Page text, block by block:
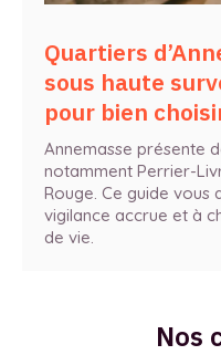
Quartiers
sous haute
pour bien
Annemasse présente
notamment Perrier-
Rouge. Ce guide vous
vigilance accrue et à
de vie.
Nos